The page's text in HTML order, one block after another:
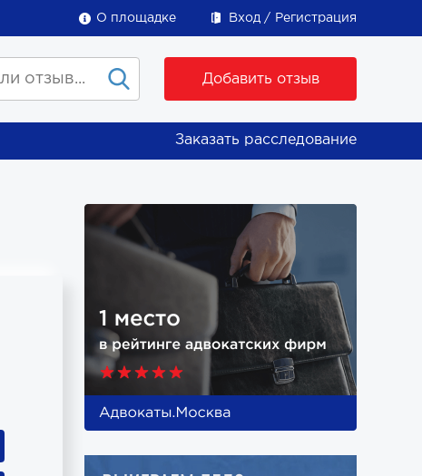
О площадке Вход Регистрация
Добавить отзыв
Заказать расследование